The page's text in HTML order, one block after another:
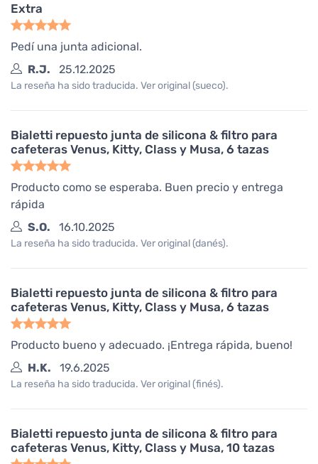
Extra
Pedí una junta adicional.
R.J.
25.12.2025
La reseña ha sido traducida. Ver original (sueco).
Bialetti repuesto junta de silicona & filtro para
cafeteras Venus, Kitty, Class y Musa, 6 tazas
Producto como se esperaba. Buen precio y entrega
rápida
S.O.
16.10.2025
La reseña ha sido traducida. Ver original (danés).
Bialetti repuesto junta de silicona & filtro para
cafeteras Venus, Kitty, Class y Musa, 6 tazas
Producto bueno y adecuado. ¡Entrega rápida, bueno!
H.K.
19.6.2025
La reseña ha sido traducida. Ver original (finés).
Bialetti repuesto junta de silicona & filtro para
cafeteras Venus, Kitty, Class y Musa, 10 tazas